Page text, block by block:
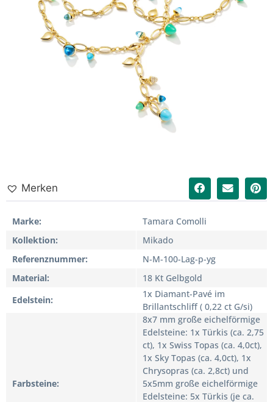
Merken
Marke
Tamara Comolli
Kollektion
Mikado
Referenznummer
N-M-100-Lag-p-yg
Material
18 Kt Gelbgold
Edelstein
1x Diamant-Pavé im
Brillantschliff ( 0,22 ct G/si)
Farbsteine
8x7 mm große eichelförmige
Edelsteine: 1x Türkis (ca. 2,75
ct), 1x Swiss Topas (ca. 4,0ct),
1x Sky Topas (ca. 4,0ct), 1x
Chrysopras (ca. 2,8ct) und
5x5mm große eichelförmige
Edelsteine: 5x Türkis (je ca.